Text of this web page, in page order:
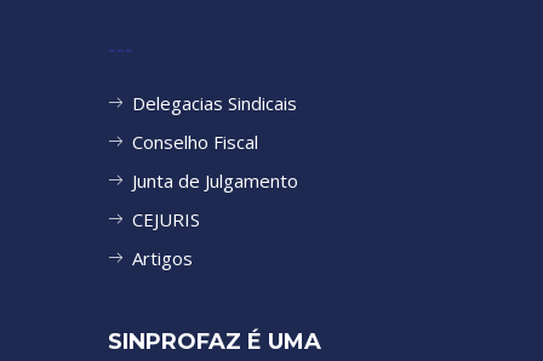
---
Delegacias Sindicais
Conselho Fiscal
Junta de Julgamento
CEJURIS
Artigos
SINPROFAZ É UMA